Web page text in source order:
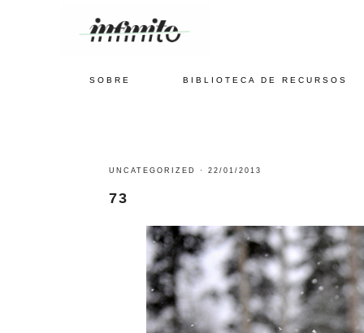
SOBRE BIBLIOTECA DE RECURSOS
UNCATEGORIZED ·22/01/2013
73